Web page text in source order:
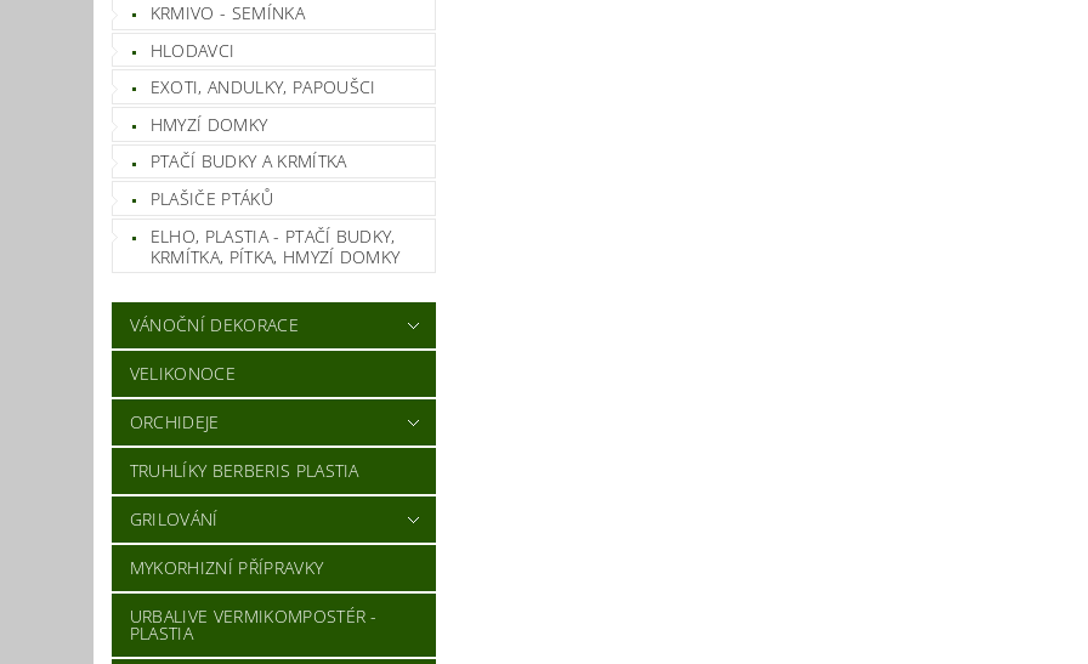
KRMIVO - SEMÍNKA
HLODAVCI
EXOTI, ANDULKY, PAPOUŠCI
HMYZÍ DOMKY
PTAČÍ BUDKY A KRMÍTKA
PLAŠIČE PTÁKŮ
ELHO, PLASTIA - PTAČÍ BUDKY,
KRMÍTKA, PÍTKA, HMYZÍ DOMKY
VÁNOČNÍ DEKORACE
VELIKONOCE
ORCHIDEJE
TRUHLÍKY BERBERIS PLASTIA
GRILOVÁNÍ
MYKORHIZNÍ PŘÍPRAVKY
URBALIVE VERMIKOMPOSTÉR -
PLASTIA